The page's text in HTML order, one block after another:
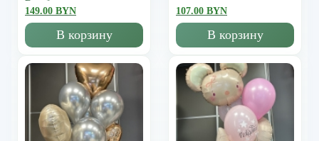
Влюбленных
149.00 BYN
В корзину
107.00 BYN
В корзину